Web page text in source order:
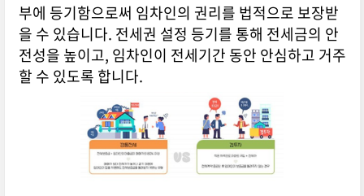
부에 등기함으로써 임차인의 권리를 법적으로 보장받
을 수 있습니다. 전세권 설정 등기를 통해 전세금의 안
전성을 높이고, 임차인이 전세기간 동안 안심하고 거주
할 수 있도록 합니다.